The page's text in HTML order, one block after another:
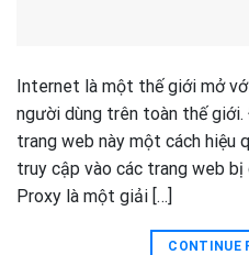
Internet là một thế giới mở
người dùng trên toàn thế
trang web này một cách hiệu
truy cập vào các trang web
Proxy là một giải […]
CONTINUE